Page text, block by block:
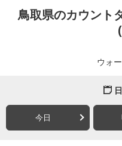
鳥取県のカウント
ウォ
今日